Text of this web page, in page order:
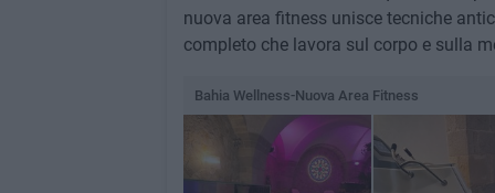
nuova area fitness unisce tecniche
completo che lavora sul corpo e sulla
Bahia Wellness-Nuova Area Fitness